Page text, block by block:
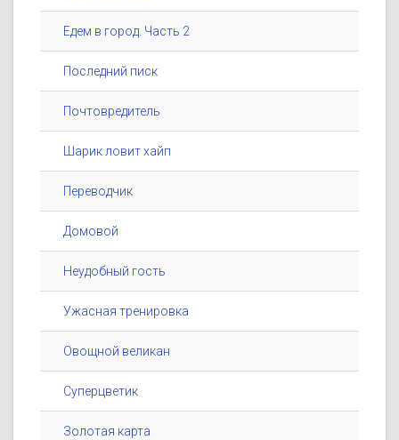
Едем в город. Часть 2
Последний писк
Почтовредитель
Шарик ловит хайп
Переводчик
Домовой
Неудобный гость
Ужасная тренировка
Овощной великан
Суперцветик
Золотая карта